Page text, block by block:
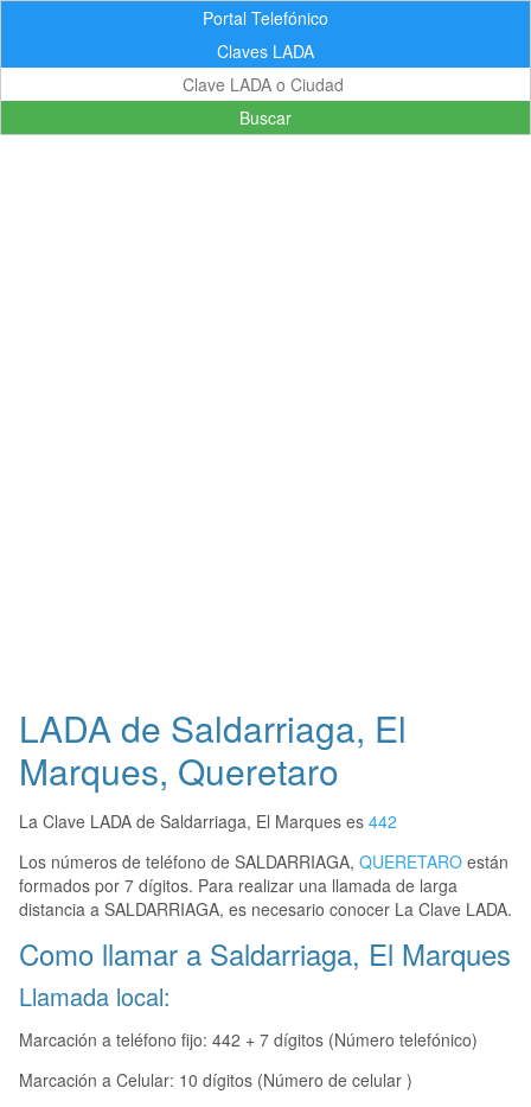
Portal Telefónico
Claves LADA
Buscar
LADA de Saldarriaga, El
Marques, Queretaro
La Clave LADA de Saldarriaga, El Marques es 442
Los números de teléfono de SALDARRIAGA, QUERETARO están
formados por 7 dígitos. Para realizar una llamada de larga
distancia a SALDARRIAGA, es necesario conocer La Clave LADA.
Como llamar a Saldarriaga, El Marques
Llamada local:
Marcación a teléfono fijo: 442 + 7 dígitos (Número telefónico)
Marcación a Celular: 10 dígitos (Número de celular )